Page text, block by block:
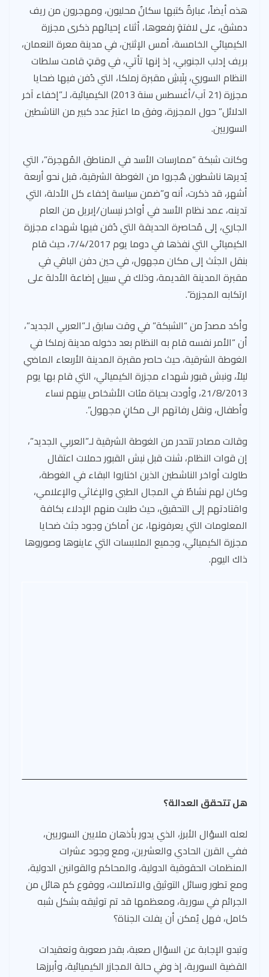
هذه أيضاً، عبارةٌ كتبها سكانٌ محليون، ومهجرون من ريف
دمشق، على لافتةٍ رفعوها، أثناء إحيائهم ذكرى مجزرة
الكيميائي الخامسة، أمس الإثنين، في مدينة معرة النعمان،
بريف إدلب الجنوبي، إذ إنها تأتي، في وقتٍ قامت سلطات
النظام السوري، بِنَبشِ مقبرة زملكا، التي دُفن فيها ضحايا
مجزرة (21 آب/أغسطس سنة 2013) الكيميائية، لـ”إخفاء آخر
الدلائل” حول المجزرة، وفق ما اعتبرَ عدد كبير من الناشطين
السوريين.
وكانت شبكة “ممارسات الأسد في المناطق المُهجرة”، التي
يُديرها ناشطون هُجروا من الغوطة الشرقية، قبل نحو أربعة
أشهر، قد ذكرت، أنه و”ضمن سياسة إخفاء كل الأدلة، التي
تدينه، عمد نظام الأسد في أواخر نيسان/إبريل من العام
الجاري، إلى مُحاصرة الحديقة التي دُفن فيها شهداء مجزرة
الكيميائي التي نفذها في دوما يوم 7/4/2017، حيث قام
بنقل الجثث إلى مكان مجهول، في حين دفن الباقي في
مقبرة المدينة القديمة، وذلك في سبيل إضاعة الأدلة على
ارتكابه المجزرة”.
وأكد مصدرٌ من “الشبكة” في وقت سابق لـ”العربي الجديد”،
أن “الأمر نفسه قام به النظام بعد دخوله مدينة زملكا في
الغوطة الشرقية، حيث حاصر مقبرة المدينة الأربعاء الماضي
ليلاً، ونبش قبور شهداء مجزرة الكيميائي، التي قام بها يوم
21/8/2013، وأودت بحياة مئات الأشخاص بينهم نساء
وأطفال، ونقل رفاتهم الى مكانٍ مجهول”.
وقالت مصادر تتحدر من الغوطة الشرقية لـ”العربي الجديد”،
إن قوات النظام، شنت قبل نبش القبور حملات اعتقال
طاولت أواخر الناشطين الذين اختاروا البقاء في الغوطة،
وكان لهم نشاطٌ في المجال الطبي والإغاثي والإعلامي،
واقتادتهم إلى التحقيق، حيث طلبت منهم الإدلاء بكافة
المعلومات التي يعرفونها، عن أماكن وجود جثث ضحايا
مجزرة الكيميائي، وجميع الملابسات التي عاينوها وصوروها
ذاك اليوم.
هل تتحقق العدالة؟
لعله السؤال الأبرز، الذي يدور بأذهان ملايين السوريين،
ففي القرن الحادي والعشرين، ومع وجود عشرات
المنظمات الحقوقية الدولية، والمحاكم والقوانين الدولية،
ومع تطور وسائل التوثيق والاتصالات، ووقوع كمٍ هائل من
الجرائم في سورية، ومعظمها قد تم توثيقه بشكل شبه
كامل، فهل يُمكن أن يفلت الجناة؟
وتبدو الإجابة عن السؤال صعبة، بقدر صعوبة وتعقيدات
القضية السورية، إذ وفي حالة المجازر الكيميائية، وأبرزها